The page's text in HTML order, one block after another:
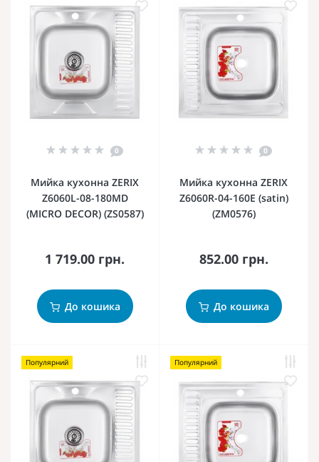
0
Мийка кухонна ZERIX
Z6060L-08-180MD
(MICRO DECOR) (ZS0587)
1 719.00 грн.
До кошика
0
Мийка кухонна ZERIX
Z6060R-04-160E (satin)
(ZM0576)
852.00 грн.
До кошика
Популярний Популярний